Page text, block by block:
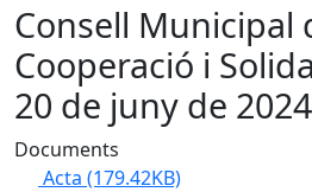
Consell Municipal
Cooperació i
20 de juny de 2024
Documents
Acta (179.42KB)